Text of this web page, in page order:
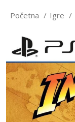
Početna Igre